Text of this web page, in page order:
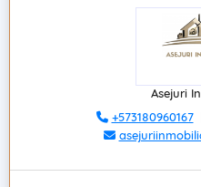
Asejuri
+573180960167